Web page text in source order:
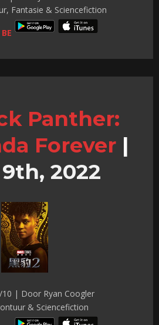
Fantasie & Sciencefiction
Panther:
Forever |
2022
10 | Door Ryan Coogler
& Sciencefiction